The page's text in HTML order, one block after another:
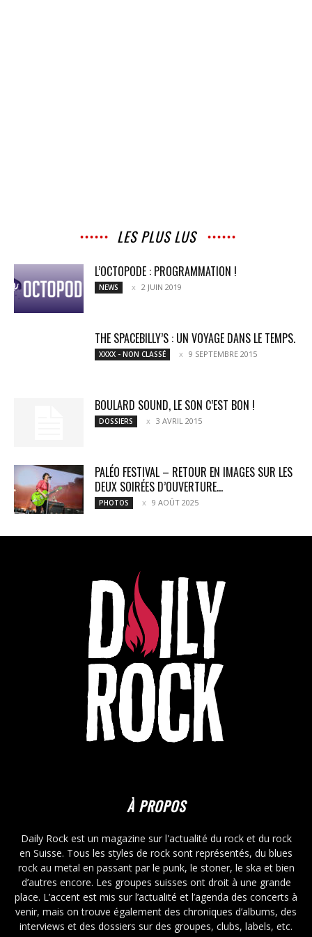
LES PLUS LUS
L’OCTOPODE : PROGRAMMATION !
NEWS 2 JUIN 2019
THE SPACEBILLY’S : UN VOYAGE DANS LE TEMPS.
XXXX - NON CLASSÉ 9 SEPTEMBRE 2015
BOULARD SOUND, LE SON C’EST BON !
DOSSIERS 3 AVRIL 2015
PALÉO FESTIVAL – RETOUR EN IMAGES SUR LES
DEUX SOIRÉES D’OUVERTURE...
PHOTOS 9 AOÛT 2025
À PROPOS
Daily Rock est un magazine sur l'actualité du rock et du rock
en Suisse. Tous les styles de rock sont représentés, du blues
rock au metal en passant par le punk, le stoner, le ska et bien
d’autres encore. Les groupes suisses ont droit à une grande
place. L’accent est mis sur l’actualité et l’agenda des concerts à
venir, mais on trouve également des chroniques d’albums, des
interviews et des dossiers sur des groupes, clubs, labels, etc.